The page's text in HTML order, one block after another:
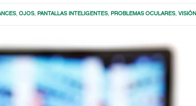
,OJOS, PANTALLAS INTELIGENTES, PROBLEMAS OCULARES,VISIÓN